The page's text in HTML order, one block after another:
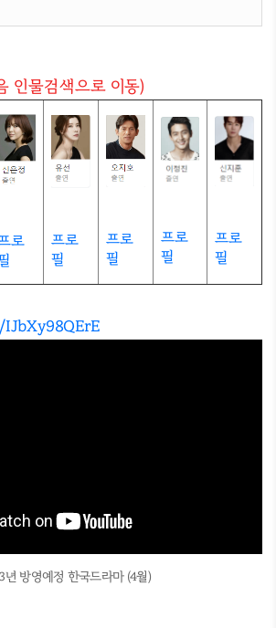
인물검색으로 이동)
로
프로
필
프로
필
프로
필
프로
필
년 방영예정 한국드라마 (4월)